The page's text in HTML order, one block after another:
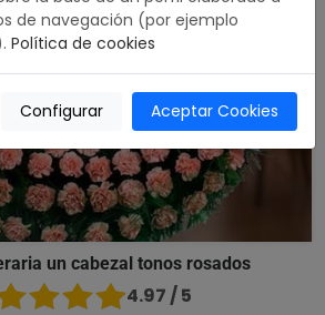
un cabezal tonos rosados
4.97 / 5
de navegación (por ejemplo
Política de cookies
Configurar Aceptar Cookies